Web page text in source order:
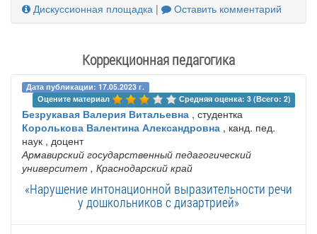
Дискуссионная площадка | Оставить комментарий
Коррекционная педагогика
Дата публикации: 17.05.2023 г.
Оцените материал
Средняя оценка: 3 (Всего: 2)
Безрукавая Валерия Витальевна , студентка
Королькова Валентина Александровна , канд. пед.
наук , доцент
Армавирский государственный педагогический
университет , Краснодарский край
«Нарушение интонационной выразительности речи
у дошкольников с дизартрией»